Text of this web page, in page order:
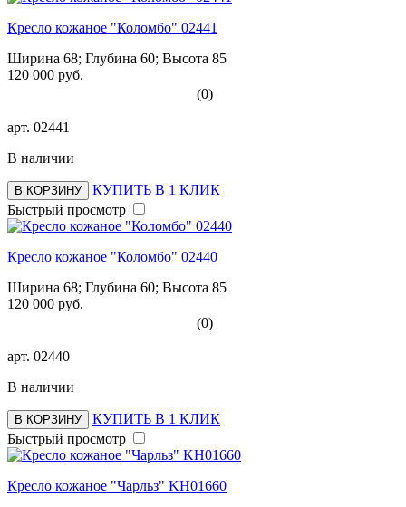
Кресло кожаное "Коломбо" 02441
Ширина 68; Глубина 60; Высота 85
120 000 руб.
(0)
арт. 02441
В наличии
В КОРЗИНУ
КУПИТЬ В 1 КЛИК
Быстрый просмотр
Кресло кожаное "Коломбо" 02440
Ширина 68; Глубина 60; Высота 85
120 000 руб.
(0)
арт. 02440
В наличии
В КОРЗИНУ
КУПИТЬ В 1 КЛИК
Быстрый просмотр
Кресло кожаное "Чарльз" KH01660